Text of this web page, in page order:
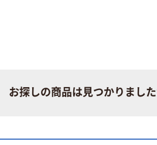
お探しの商品は見つかりました
パー ダブル60